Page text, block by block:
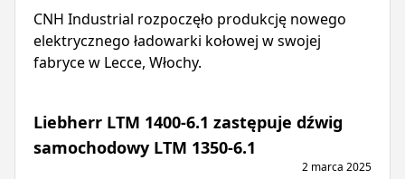
CNH Industrial rozpoczęło produkcję nowego
elektrycznego ładowarki kołowej w swojej
fabryce w Lecce, Włochy.
Liebherr LTM 1400-6.1 zastępuje dźwig
samochodowy LTM 1350-6.1
2 marca 2025